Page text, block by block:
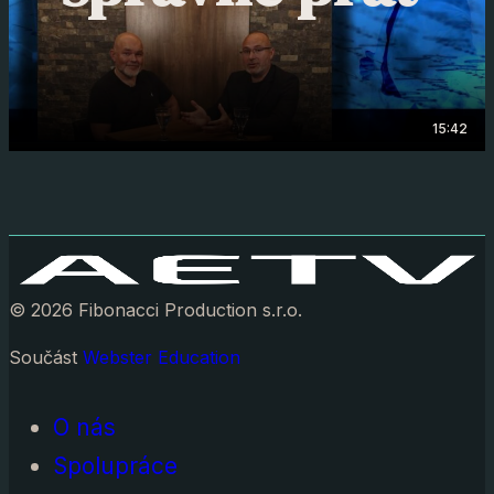
15:42
© 2026 Fibonacci Production s.r.o.
Součást Webster Education
O nás
Spolupráce